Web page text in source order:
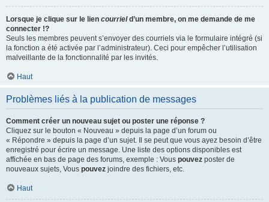
Lorsque je clique sur le lien courrield’un membre, on me demande de me
connecter !?
Seuls les membres peuvent s’envoyer des courriels via le formulaire intégré (si
la fonction a été activée par l’administrateur). Ceci pour empêcher l’utilisation
malveillante de la fonctionnalité par les invités.
Haut
Problèmes liés à la publication de messages
Comment créer un nouveau sujet ou poster une réponse ?
Cliquez sur le bouton « Nouveau » depuis la page d’un forum ou
« Répondre » depuis la page d’un sujet. Il se peut que vous ayez besoin d’être
enregistré pour écrire un message. Une liste des options disponibles est
affichée en bas de page des forums, exemple : Vous pouvez poster de
nouveaux sujets, Vous pouvez joindre des fichiers, etc.
Haut